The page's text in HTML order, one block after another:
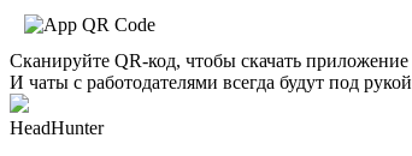
Сканируйте QR-код, чтобы скачать приложение
И чаты с работодателями всегда будут под рукой
HeadHunter